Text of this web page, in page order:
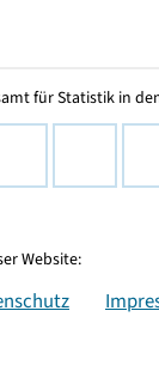
für Statistik in
Website: